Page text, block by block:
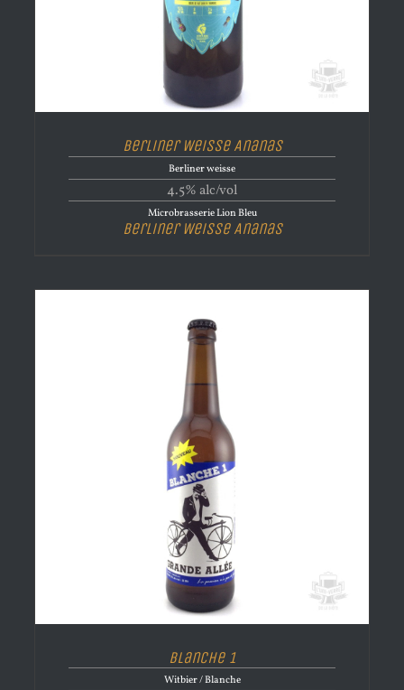
Berliner Weisse Ananas
Berliner weisse
4.5% alc/vol
Microbrasserie Lion Bleu
Berliner Weisse Ananas
Blanche 1
Witbier / Blanche